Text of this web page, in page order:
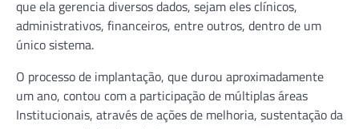
que ela gerencia diversos dados, sejam eles clínicos,
administrativos, financeiros, entre outros, dentro de um
único sistema.
O processo de implantação, que durou aproximadamente
um ano, contou com a participação de múltiplas áreas
Institucionais, através de ações de melhoria, sustentação da